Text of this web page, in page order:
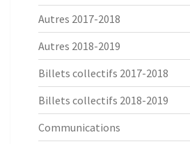
Autres 2017-2018
Autres 2018-2019
Billets collectifs 2017-2018
Billets collectifs 2018-2019
Communications